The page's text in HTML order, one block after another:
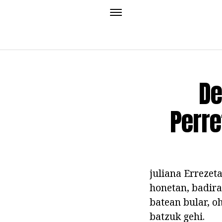
juliana
honetan,
batean bular,
batzuk gehi.